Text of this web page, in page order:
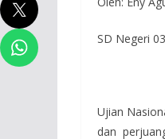
SD Negeri
Ujian
dan